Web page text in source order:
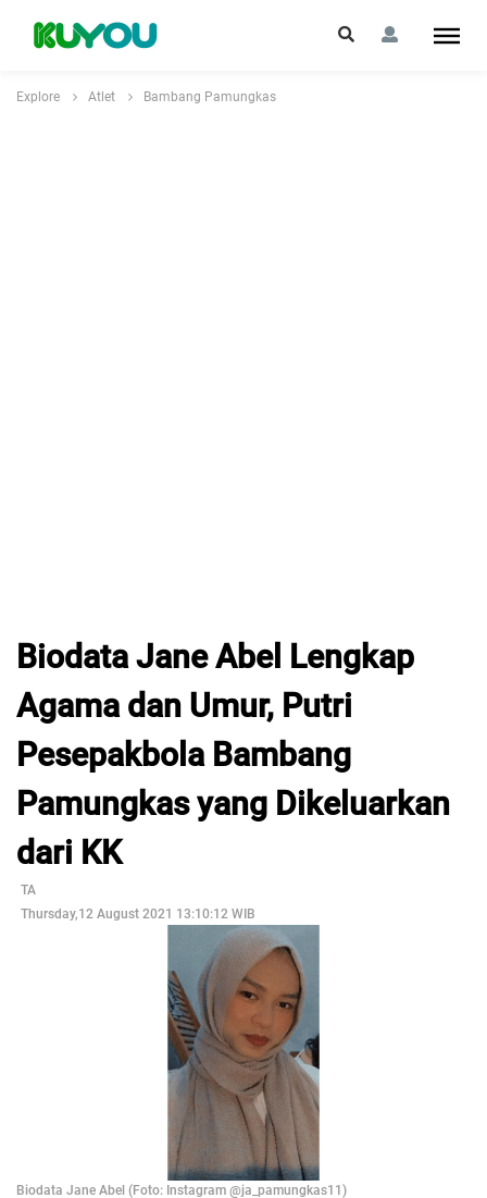
Explore Atlet Bambang Pamungkas
Biodata Jane Abel Lengkap
Agama dan Umur, Putri
Pesepakbola Bambang
Pamungkas yang Dikeluarkan
dari KK
TA
Thursday,12 August 2021 13:10:12 WIB
Biodata Jane Abel (Foto: Instagram @ja_pamungkas11)